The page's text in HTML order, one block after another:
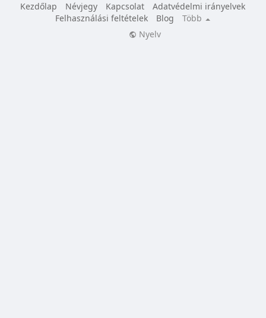
Kezdőlap
Névjegy Kapcsolat
Adatvédelmi irányelvek
Felhasználási feltételek
Blog
Több
Nyelv